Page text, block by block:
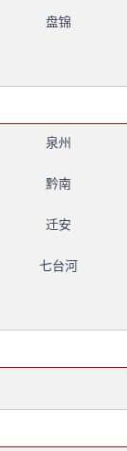
盘锦
泉州
黔南
迁安
七台河